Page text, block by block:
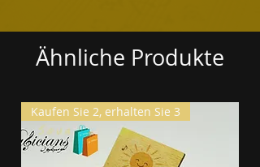
Ähnliche Produkte
Kaufen Sie 2, erhalten Sie 3